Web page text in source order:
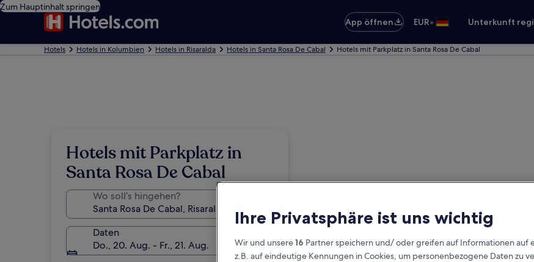
Zum Hauptinhalt springen
App öffnen
EUR• Unterkunft
Hotels Hotels in Kolumbien Hotels in Risaralda Hotels in Santa Rosa De Cabal Hotels mit Parkplatz in Santa Rosa De Cabal
Hotels mit Parkplatz in
Santa Rosa De Cabal
Wo soll’s hingehen?
Daten
Do., 20. Aug. - Fr., 21. Aug.
Ihre Privatsphäre ist uns wichtig
Wir und unsere16 Partner speichern und/ oder greifen auf Informationen auf
z.B. auf eindeutige Kennungen in Cookies, um personenbezogene Daten zu